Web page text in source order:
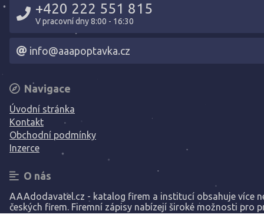
+420 222 551 815
V pracovní dny 8:00 - 16:30
info@aaapoptavka.cz
Navigace
Úvodní stránka
Kontakt
Obchodní podmínky
Inzerce
O nás
AAAdodavatel.cz - katalog firem a institucí obsahuje více
českých firem. Firemní zápisy nabízejí široké možnosti pro